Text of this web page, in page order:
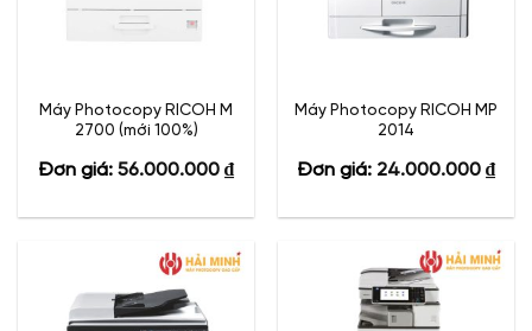
Máy Photocopy RICOH M
2700 (mới 100%)
Đơn giá: 56.000.000 ₫
Máy Photocopy RICOH MP
2014
Đơn giá: 24.000.000 ₫